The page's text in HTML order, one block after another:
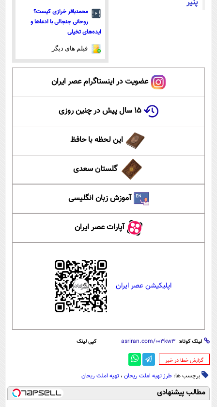
پنیر
محمدباقر خرازی کیست؟
روحانی جنجالی با ادعاها و
ایده‌های تخیلی
فیلم های دیگر
عضویت در اینستاگرام عصر ایران
۱۵ سال پیش در چنین روزی
این لحظه با حافظ
گلستان سعدی
آموزش زبان انگلیسی
آپارات عصر ایران
اپلیکیشن عصر ایران
لینک کوتاه: کپی لینک
‌گزارش خطا در خبر
برچسب ها: طرز تهیه املت ریحان ، تهیه املت ریحان
مطالب پیشنهادی